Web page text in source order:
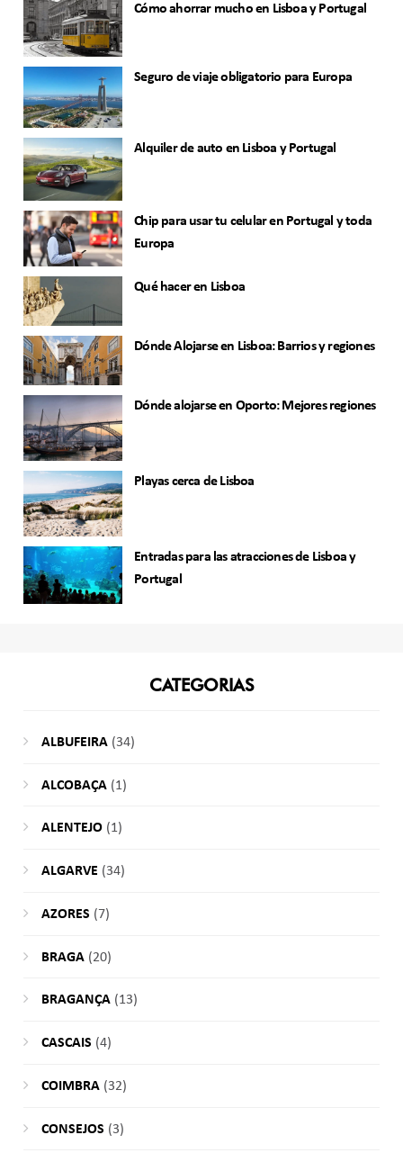
Cómo ahorrar mucho en Lisboa y Portugal
Seguro de viaje obligatorio para Europa
Alquiler de auto en Lisboa y Portugal
Chip para usar tu celular en Portugal y toda
Europa
Qué hacer en Lisboa
Dónde Alojarse en Lisboa: Barrios y regiones
Dónde alojarse en Oporto: Mejores regiones
Playas cerca de Lisboa
Entradas para las atracciones de Lisboa y
Portugal
CATEGORIAS
ALBUFEIRA(34)
ALCOBAÇA(1)
ALENTEJO(1)
ALGARVE (34)
AZORES (7)
BRAGA(20)
BRAGANÇA(13)
CASCAIS (4)
COIMBRA(32)
CONSEJOS (3)